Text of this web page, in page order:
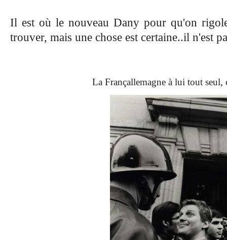
Il est où le nouveau Dany pour qu'on
trouver, mais une chose est certaine..il n'est
La Françallemagne à lui tout